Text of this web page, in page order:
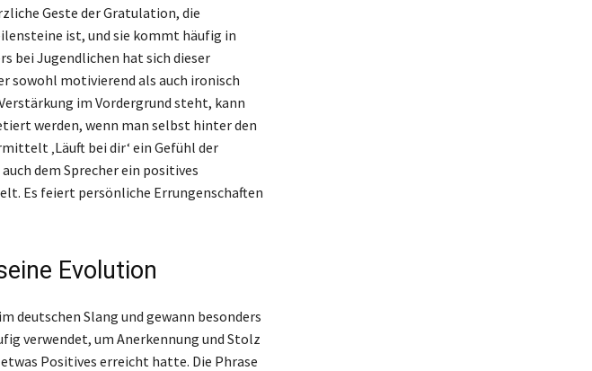
Geste der Gratulation, die
ist, und sie kommt häufig in
bei Jugendlichen hat sich dieser
sowohl motivierend als auch ironisch
im Vordergrund steht, kann
werden, wenn man selbst hinter den
‚Läuft bei dir‘ ein Gefühl der
dem Sprecher ein positives
Es feiert persönliche Errungenschaften
Evolution
deutschen Slang und gewann besonders
verwendet, um Anerkennung und Stolz
Positives erreicht hatte. Die Phrase